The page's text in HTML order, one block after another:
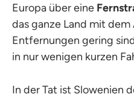
Europa über eine
das ganze Land mit
Entfernungen gering
in nur wenigen kurzen
In der Tat ist Slowenien